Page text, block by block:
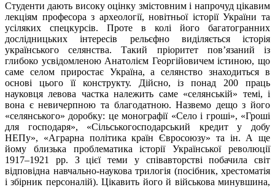
Студенти дають високу оцінку змістовним і напрочуд цікавим
лекціям професора з археології, новітньої історії України та
усіляких спецкурсів. Проте в колі його багатогранних
дослідницьких інтересів рельєфно виділяється історія
українського селянства. Такий пріоритет пов’язаний із
глибоко усвідомленою Анатолієм Георгійовичем істиною, що
саме селом приростає Україна, а селянство знаходиться в
основі цього її конструкту. Дійсно, із понад 200 праць
науковця левова частка належить саме «селянській» темі, і
вона є невичерпною та благодатною. Назвемо дещо з його
«селянського» доробку: це монографії «Село і гроші», «Гроші
для господаря», «Сільськогосподарський кредит у добу
НЕПу», «Аграрна політика країн Євросоюзу» та ін. А ще
йому близька проблематика історії Української революції
1917–1921 рр. З цієї теми у співавторстві побачила світ
відповідна навчально-наукова трилогія (посібник, хрестоматія
і збірник персоналій). Цікавить його й військова минувшина,